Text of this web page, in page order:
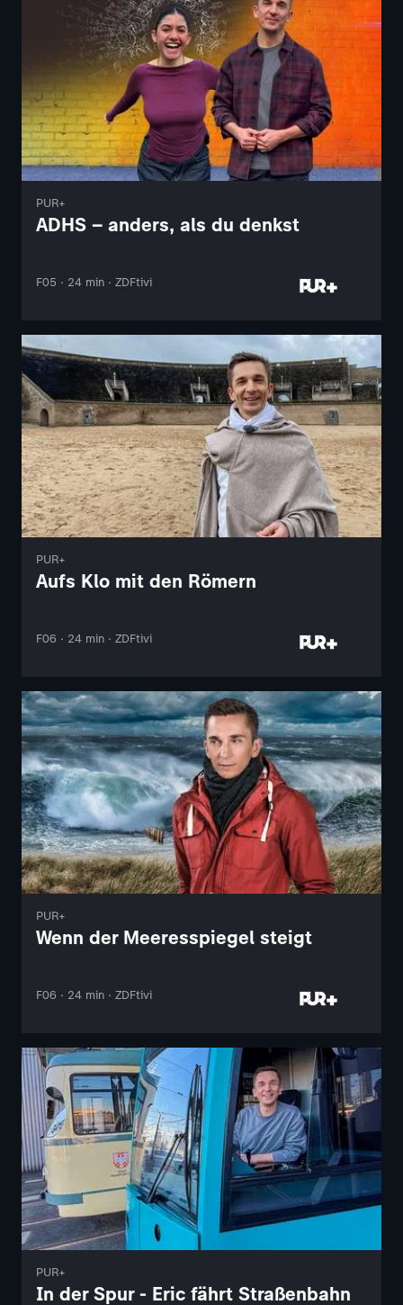
PUR+
ADHS – anders, als du denkst
F05 · 24 min · ZDFtivi
PUR+
Aufs Klo mit den Römern
F06 · 24 min · ZDFtivi
PUR+
Wenn der Meeresspiegel steigt
F06 · 24 min · ZDFtivi
PUR+
In der Spur - Eric fährt Straßenbahn